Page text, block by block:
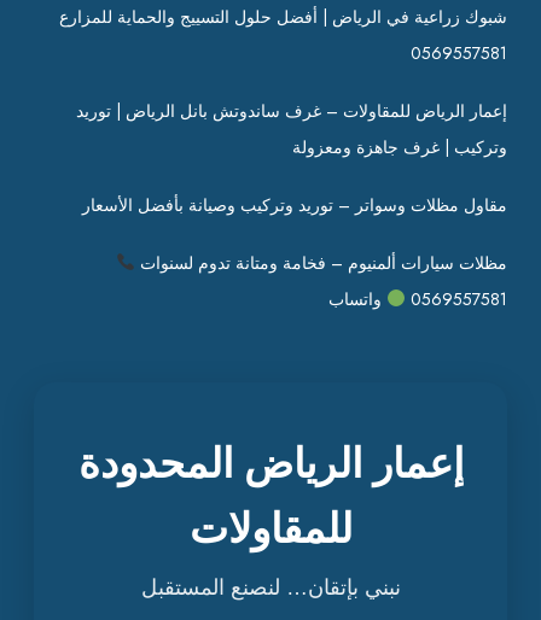
شبوك زراعية في الرياض | أفضل حلول التسييج والحماية للمزارع
0569557581
إعمار الرياض للمقاولات – غرف ساندوتش بانل الرياض | توريد
وتركيب | غرف جاهزة ومعزولة
مقاول مظلات وسواتر – توريد وتركيب وصيانة بأفضل الأسعار
مظلات سيارات ألمنيوم – فخامة ومتانة تدوم لسنوات
0569557581
واتساب
إعمار الرياض المحدودة
للمقاولات
نبني بإتقان… لنصنع المستقبل